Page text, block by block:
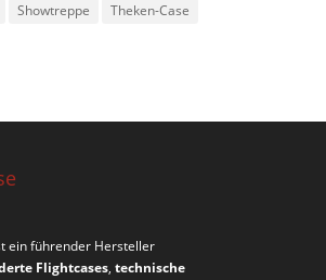
Showtreppe
Theken-Case
ein führender Hersteller
Flightcases, technische